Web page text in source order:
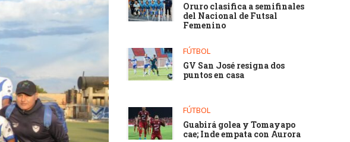
Oruro clasifica a semifinales
del Nacional de Futsal
Femenino
FÚTBOL
GV San José resigna dos
puntos en casa
FÚTBOL
Guabirá golea y Tomayapo
cae; Inde empata con Aurora